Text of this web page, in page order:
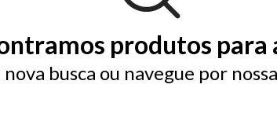
produtos para
nova busca ou navegue por